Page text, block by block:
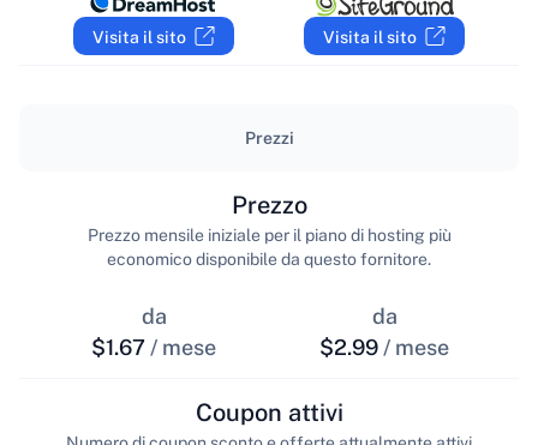
IT Visita il sito Visita il sito
Prezzi
da
$1.67/ mese
Prezzo
Prezzo mensile iniziale per il piano di hosting più
economico disponibile da questo fornitore.
da
$2.99/ mese
Coupon attivi